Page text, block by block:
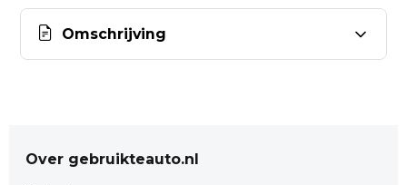
Omschrijving
2181GD Hillegom.
Over gebruikteauto.nl